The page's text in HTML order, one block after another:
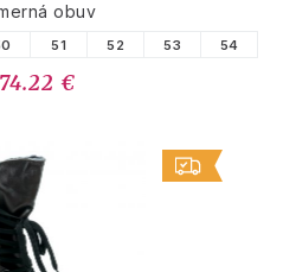
obuv
51 52 53 54
€